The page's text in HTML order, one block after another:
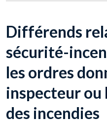
Différends
sécurité-
les ordres
inspecteur ou
des incendies